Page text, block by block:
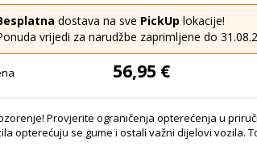
dostava na sve PickUp lokacije!
vrijedi za narudžbe zaprimljene do
56,95 €
Provjerite ograničenja opterećenja u
opterećuju se gume i ostali važni dijelovi vozila.